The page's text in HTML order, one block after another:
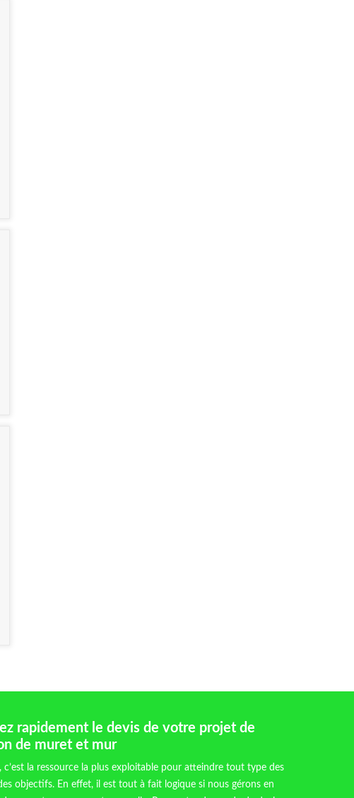
rapidement le devis de votre projet de
de muret et mur
c’est la ressource la plus exploitable pour atteindre tout type des
objectifs. En effet, il est tout à fait logique si nous gérons en